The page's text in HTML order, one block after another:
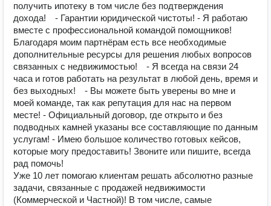
получить ипотеку в том числе без подтверждения
дохода! ⠀- Гарантии юридической чистоты! - Я работаю
вместе с профессиональной командой помощников!
Благодаря моим партнёрам есть все необходимые
дополнительные ресурсы для решения любых вопросов
связанных с недвижимостью! ⠀- Я всегда на связи 24
часа и готов работать на результат в любой день, время и
без выходных! ⠀- Вы можете быть уверены во мне и
моей команде, так как репутация для нас на первом
месте! - Официальный договор, где открыто и без
подводных камней указаны все составляющие по данным
услугам! - Имею большое количество готовых кейсов,
которые могу предоставить! Звоните или пишите, всегда
рад помочь!
Уже 10 лет помогаю клиентам решать абсолютно разные
задачи, связанные с продажей недвижимости
(Коммерческой и Частной)! В том числе, самые